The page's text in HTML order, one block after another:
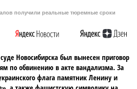
получили реальные тюремные сроки
Новосибирска был вынесен приговор
по обвинению в акте вандализма. За
флага памятник Ленину и